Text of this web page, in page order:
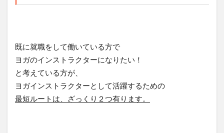
既に就職をして働いている方で
ヨガのインストラクターになりたい！
と考えている方が、
ヨガインストラクターとして活躍するための
最短ルートは、ざっくり２つ有ります。